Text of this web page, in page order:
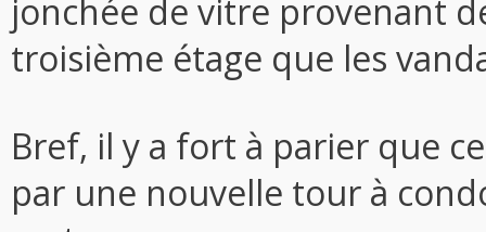
jonchée de vitre provenant
troisième étage que les
Bref, il y a fort à parier que
par une nouvelle tour à